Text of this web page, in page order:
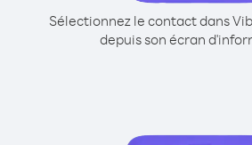
Sélectionnez le contact dans
depuis son écran